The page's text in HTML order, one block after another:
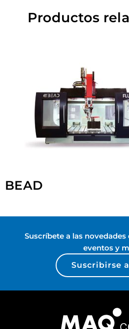
Productos
BEAD
Suscríbete a las
eventos y
Suscribirse